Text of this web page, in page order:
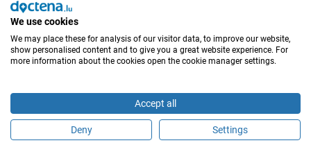
Buchen Sie einen Termin
IM NOTFALL WENDEN SIE SICH AN : 112
We use cookies
We may place these for analysis of our visitor data, to improve our website,
show personalised content and to give you a great website experience. For
more information about the cookies open the cookie manager settings.
Accept all
Deny Settings